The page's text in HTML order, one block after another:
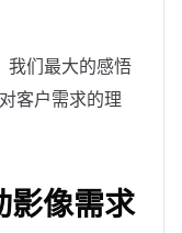
我们最大的感悟
客户需求的理
影像需求